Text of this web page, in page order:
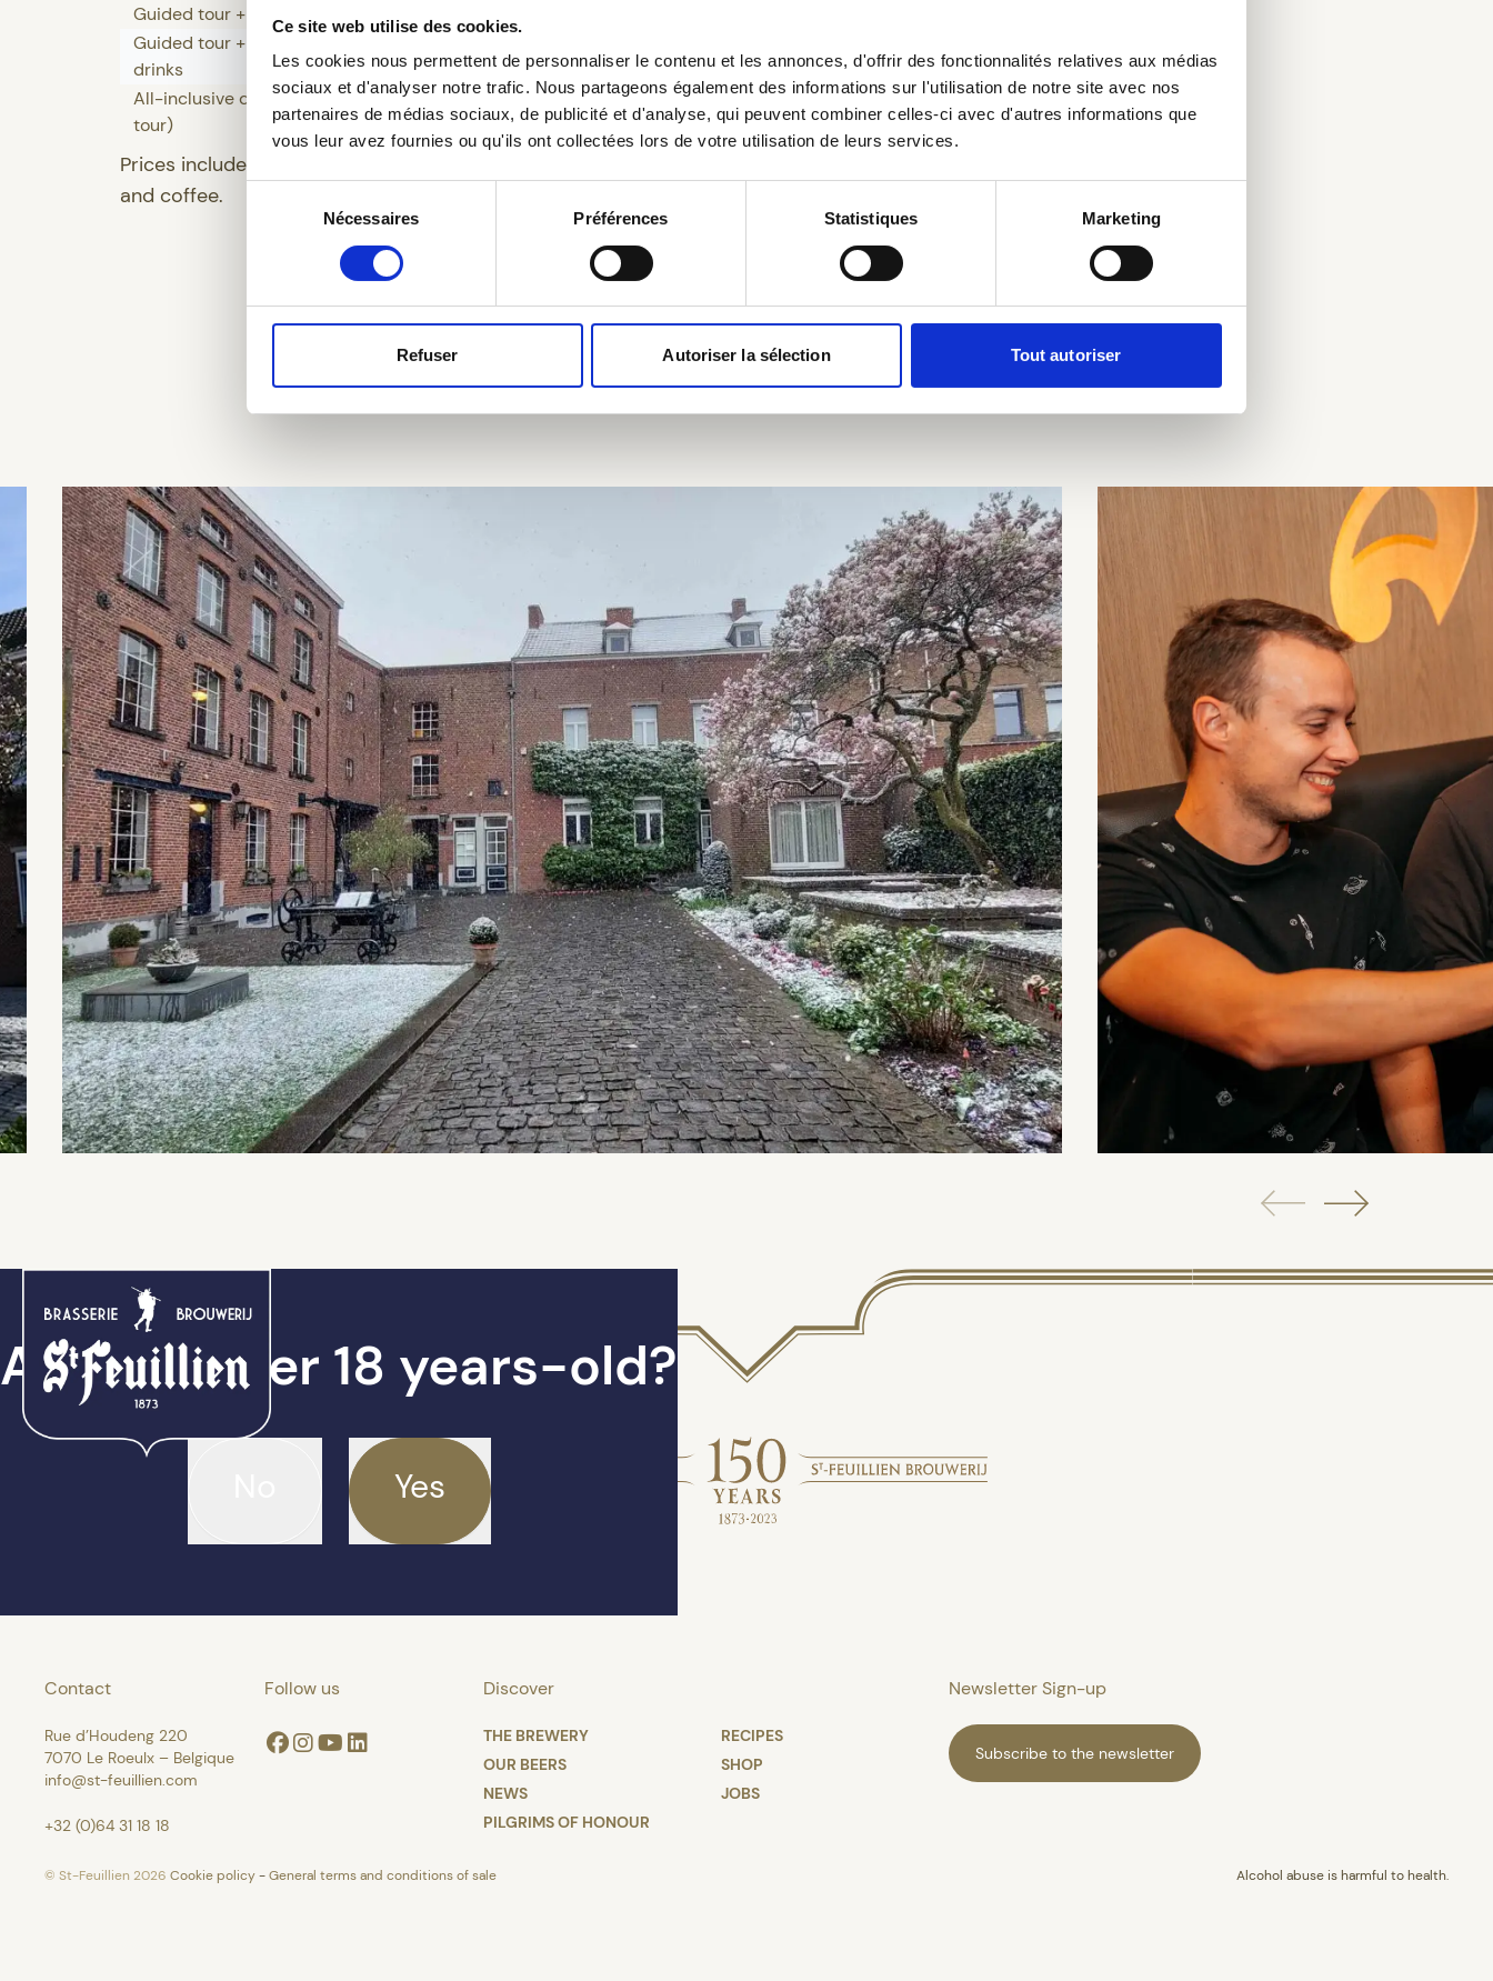
Ce site web utilise des cookies.
Les cookies nous permettent de personnaliser le contenu et les annonces, d'offrir des fonctionnalités relatives aux médias
sociaux et d'analyser notre trafic. Nous partageons également des informations sur l'utilisation de notre site avec nos
partenaires de médias sociaux, de publicité et d'analyse, qui peuvent combiner celles-ci avec d'autres informations que
vous leur avez fournies ou qu'ils ont collectées lors de votre utilisation de leurs services.
consentement
Nécessaires Préférences Statistiques Marketing
Refuser Autoriser la sélection Tout autoriser
Guided tour + 2 beers
Guided tour + all-inclusive
drinks
30€/person
All-inclusive drinks only (no
tour)
20€/person
Prices include the presence of a staff member, soft drinks
and coffee.
Are you over 18 years-old?
Yes
Contact
Rue d’Houdeng 220
7070 Le Roeulx – Belgique
info@st-feuillien.com
+32 (0)64 31 18 18
Follow us
Facebook
Instagram
YoutubeLinkedin
Discover
THE BREWERY
OUR BEERS
NEWS
PILGRIMS OF HONOUR
RECIPES
SHOP
JOBS
Newsletter Sign-up
Subscribe to the newsletter
© St-Feuillien 2026 Cookie policy-General terms and conditions of sale Alcohol abuse is harmful to health.